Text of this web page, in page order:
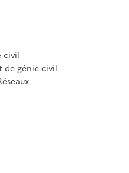
civil
de génie civil